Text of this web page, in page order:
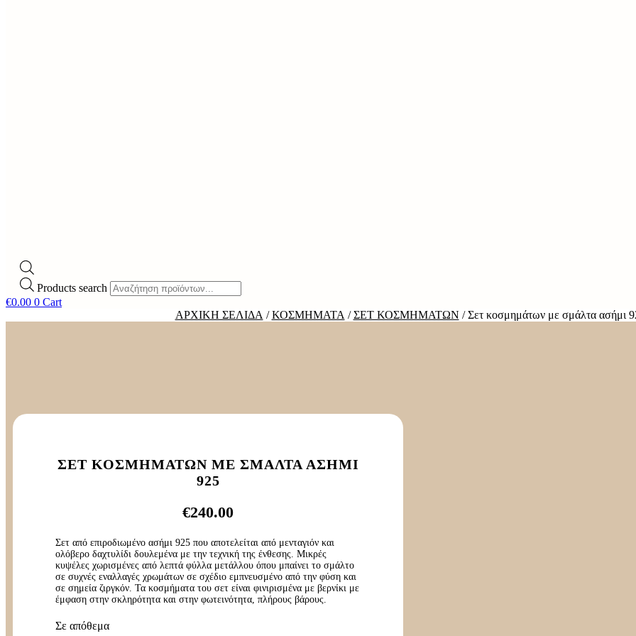
Products search
€0.00 0 Cart
ΑΡΧΙΚΉ ΣΕΛΊΔΑ /ΚΟΣΜΉΜΑΤΑ /ΣΕΤ ΚΟΣΜΗΜΆΤΩΝ / Σετ κοσμημάτων με σμάλτα ασήμι
ΣΕΤ ΚΟΣΜΗΜΆΤΩΝ ΜΕ ΣΜΆΛΤΑ ΑΣΉΜΙ
925
€240.00
Σετ από επιροδιωμένο ασήμι 925 που αποτελείται από μενταγιόν και
ολόβερο δαχτυλίδι δουλεμένα με την τεχνική της ένθεσης. Μικρές
κυψέλες χωρισμένες από λεπτά φύλλα μετάλλου όπου μπαίνει το σμάλτο
σε συχνές εναλλαγές χρωμάτων σε σχέδιο εμπνευσμένο από την φύση και
σε σημεία ζιργκόν. Τα κοσμήματα του σετ είναι φινιρισμένα με βερνίκι με
έμφαση στην σκληρότητα και στην φωτεινότητα, πλήρους βάρους.
Σε απόθεμα